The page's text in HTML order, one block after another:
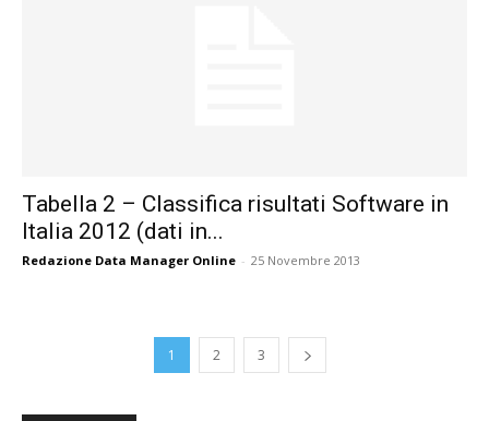
Tabella 2 – Classifica risultati Software in
Italia 2012 (dati in...
Redazione Data Manager Online - 25 Novembre 2013
1 2 3